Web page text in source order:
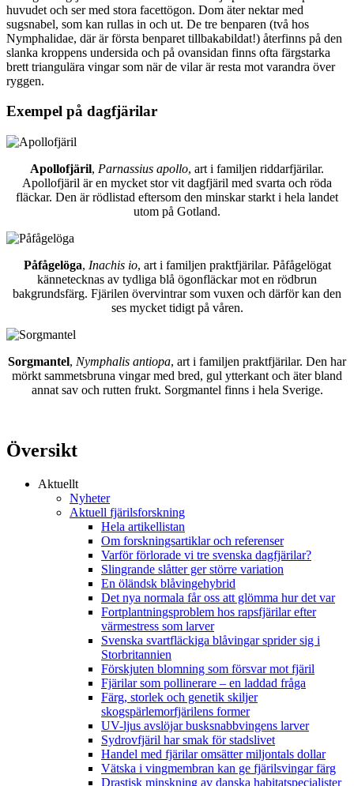
huvudet och ser med stora facettögon. Dom äter nektar med
sugsnabel, som kan rullas in och ut. De tre benparen (två hos
Nymphalidae, där är första benparet tillbakabildat!) återfinns på den
slanka kroppens undersida och på ovansidan finns ofta färgstarka
brett triangulära vingar som när de vilar är resta mot varandra över
ryggen.
Exempel på dagfjärilar
Apollofjäril, Parnassius apollo, art i familjen riddarfjärilar.
Apollofjäril är en mycket stor vit dagfjäril med svarta och röda
fläckar. Den är rödlistad eftersom den minskar starkt i hela landet
utom på Gotland.
Påfågelöga, Inachis io, art i familjen praktfjärilar. Påfågelögat
kännetecknas av tydliga blå ögonfläckar mot en rödbrun
bakgrundsfärg. Fjärilen övervintrar som vuxen och därför kan den
ses mycket tidigt på våren.
Sorgmantel, Nymphalis antiopa, art i familjen praktfjärilar. Den har
mörkt sammetsbruna vingar med bred, gul ytterkant och äter bland
annat sav och rutten frukt. Sorgmantel finns i hela Sverige.
Översikt
Aktuellt
Nyheter
Aktuell fjärilsforskning
Hela artikellistan
Om forskningsartiklar och referenser
Varför förlorade vi tre svenska dagfjärilar?
Slingrande slåtter ger större variation
En öländsk blåvingehybrid
Det nya normala får oss att glömma hur det var
Fortplantningsproblem hos rapsfjärilar efter
värmestress som larver
Svenska svartfläckiga blåvingar sprider sig i
Storbritannien
Förskjuten blomning som försvar mot fjäril
Fjärilar som pollinerare – en laddad fråga
Färg, storlek och genetik skiljer
skogspärlemorfjärilens former
UV-ljus avslöjar busksnabbvingens larver
Sydrovfjäril har smak för stadslivet
Handel med fjärilar omsätter miljontals dollar
Vätska i vingmembran kan ge fjärilsvingar färg
Drastisk minskning av danska habitatspecialister